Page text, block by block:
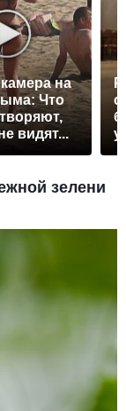
на
Что
видят...
зелени